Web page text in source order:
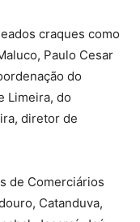
craques como
Paulo Cesar
do
Limeira, do
diretor de
de Comerciários
Catanduva,